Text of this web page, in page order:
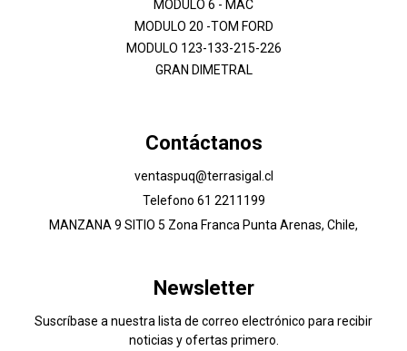
MODULO 6 - MAC
MODULO 20 -TOM FORD
MODULO 123-133-215-226
GRAN DIMETRAL
Contáctanos
ventaspuq@terrasigal.cl
Telefono 61 2211199
MANZANA 9 SITIO 5 Zona Franca Punta Arenas, Chile,
Newsletter
Suscríbase a nuestra lista de correo electrónico para recibir
noticias y ofertas primero.